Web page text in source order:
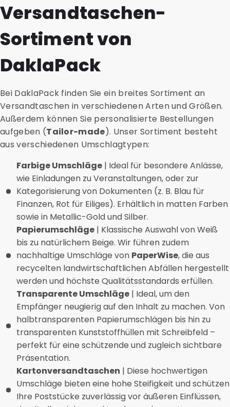
Versandtaschen-
Sortiment von
DaklaPack
Bei DaklaPack finden Sie ein breites Sortiment an
Versandtaschen in verschiedenen Arten und Größen.
Außerdem können Sie personalisierte Bestellungen
aufgeben (Tailor-made). Unser Sortiment besteht
aus verschiedenen Umschlagtypen:
Farbige Umschläge | Ideal für besondere Anlässe,
wie Einladungen zu Veranstaltungen, oder zur
Kategorisierung von Dokumenten (z. B. Blau für
Finanzen, Rot für Eiliges). Erhältlich in matten Farben
sowie in Metallic-Gold und Silber.
Papierumschläge | Klassische Auswahl von Weiß
bis zu natürlichem Beige. Wir führen zudem
nachhaltige Umschläge von PaperWise, die aus
recycelten landwirtschaftlichen Abfällen hergestellt
werden und höchste Qualitätsstandards erfüllen.
Transparente Umschläge | Ideal, um den
Empfänger neugierig auf den Inhalt zu machen. Von
halbtransparenten Papierumschlägen bis hin zu
transparenten Kunststoffhüllen mit Schreibfeld –
perfekt für eine schützende und zugleich sichtbare
Präsentation.
Kartonversandtaschen | Diese hochwertigen
Umschläge bieten eine hohe Steifigkeit und schützen
Ihre Poststücke zuverlässig vor äußeren Einflüssen,